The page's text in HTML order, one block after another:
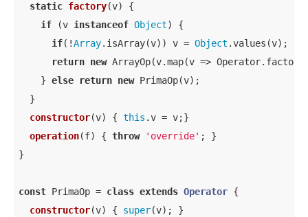
static factory(v)
{
if (v instanceof Object) {
if(!Array.isArray(v)) v = Object .values(v);
return new ArrayOp(v.map(v =>
    }
else return new PrimaOp(v);
  }
constructor(v) { this .v = v;}
operation(f) { throw 'override' ; }
}
const PrimaOp = class extends Operator {
constructor(v) { super(v); }